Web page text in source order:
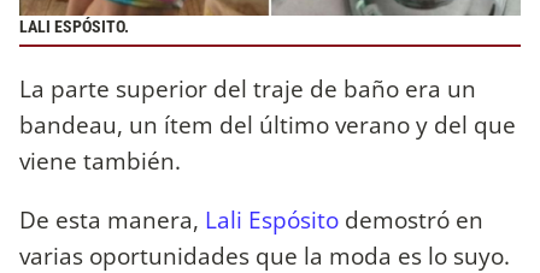
LALI ESPÓSITO.
La parte superior del traje de baño era un
bandeau, un ítem del último verano y del que
viene también.
De esta manera, Lali Espósito demostró en
varias oportunidades que la moda es lo suyo.